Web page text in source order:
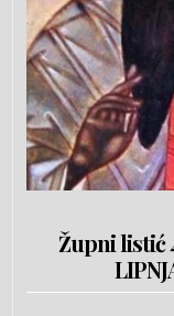
Župni listić